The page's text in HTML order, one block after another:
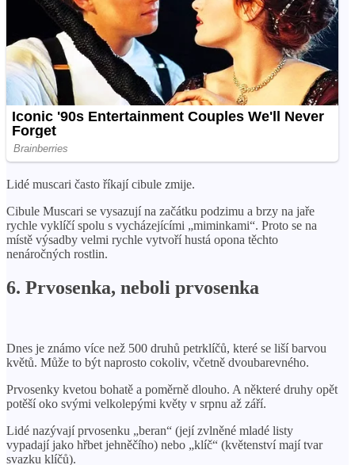
Lidé muscari často říkají cibule zmije.
Cibule Muscari se vysazují na začátku podzimu a brzy na jaře
rychle vyklíčí spolu s vycházejícími „miminkami“. Proto se na
místě výsadby velmi rychle vytvoří hustá opona těchto
nenáročných rostlin.
6. Prvosenka, neboli prvosenka
Dnes je známo více než 500 druhů petrklíčů, které se liší barvou
květů. Může to být naprosto cokoliv, včetně dvoubarevného.
Prvosenky kvetou bohatě a poměrně dlouho. A některé druhy opět
potěší oko svými velkolepými květy v srpnu až září.
Lidé nazývají prvosenku „beran“ (její zvlněné mladé listy
vypadají jako hřbet jehněčího) nebo „klíč“ (květenství mají tvar
svazku klíčů).